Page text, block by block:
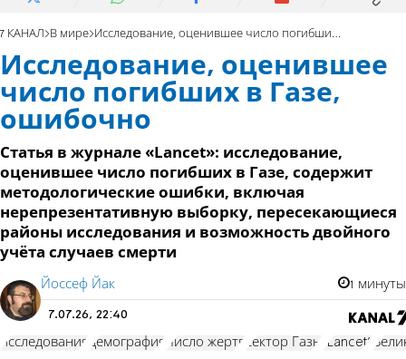
7 КАНАЛ В мире Исследование, оценившее число погибших в Газе, ошибочно
Исследование, оценившее
число погибших в Газе,
ошибочно
Статья в журнале «Lancet»: исследование,
оценившее число погибших в Газе, содержит
методологические ошибки, включая
нерепрезентативную выборку, пересекающиеся
районы исследования и возможность двойного
учёта случаев смерти
Йоссеф Йак 1 минуты
7.07.26, 22:40
исследования демография число жертв сектор Газы "Lancet"